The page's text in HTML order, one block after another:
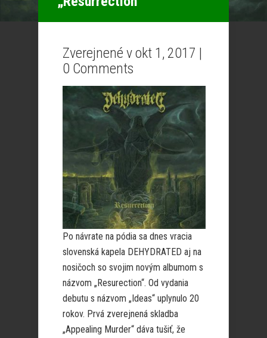
Zverejnené v okt 1, 2017 |
0 Comments
Po návrate na pódia sa dnes vracia
slovenská kapela DEHYDRATED aj na
nosičoch so svojim novým albumom s
názvom „Resurection“. Od vydania
debutu s názvom „Ideas“ uplynulo 20
rokov. Prvá zverejnená skladba
„Appealing Murder“ dáva tušiť, že